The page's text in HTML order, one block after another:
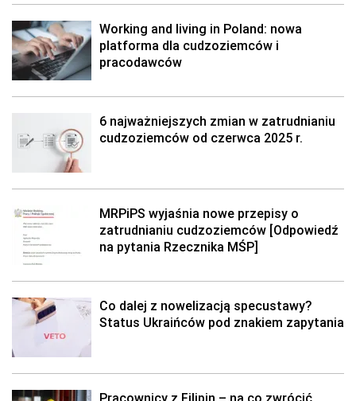
Working and living in Poland: nowa
platforma dla cudzoziemców i
pracodawców
6 najważniejszych zmian w zatrudnianiu
cudzoziemców od czerwca 2025 r.
MRPiPS wyjaśnia nowe przepisy o
zatrudnianiu cudzoziemców [Odpowiedź
na pytania Rzecznika MŚP]
Co dalej z nowelizacją specustawy?
Status Ukraińców pod znakiem zapytania
Pracownicy z Filipin – na co zwrócić